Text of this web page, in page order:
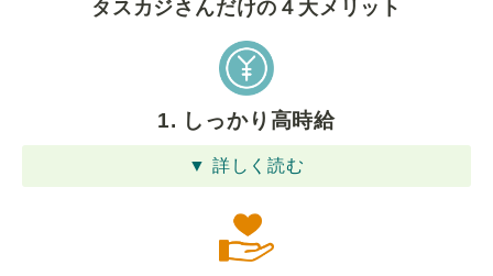
タスカジさんだけの４⼤メリット
1. しっかり高時給
▼ 詳しく読む